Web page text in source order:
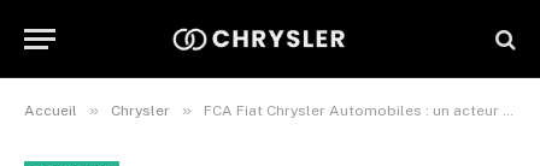
Accueil » Chrysler » FCA Fiat Chrysler Automobiles : un acteur majeur de l’industrie automobile